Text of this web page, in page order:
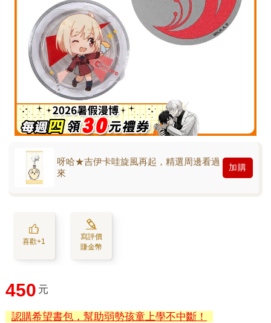
呀哈★吉伊卡哇旋風再起，精選周邊看過
來
加購
喜歡+1
寫評價
賺金幣
450 元
認購希望書包，幫助弱勢孩童上學不中斷！